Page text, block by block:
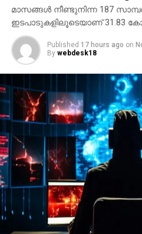
മാസങ്ങള്‍ നീണ്ടുനിന്ന 187
ഇടപാടുകളിലൂടെയാണ് 31.83
Published 17 hours ago on
By webdesk18